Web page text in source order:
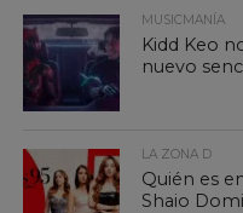
MUSICMANÍA
Kidd Keo
nuevo
LA ZONA D
Quién es
Shaio